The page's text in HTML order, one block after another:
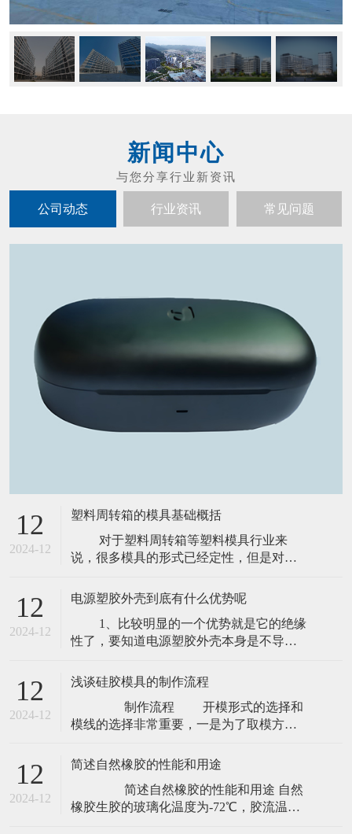
新闻中心
公司动态 行业资讯 常见问题
12
2024-12
塑料周转箱的模具基础概括
说，很多模具的形式已经定性，但是对于
个塑料行业的用心程度了，下面说下塑料
模具行业的简介： 1、近年来，随着塑
料工业的飞速发展和通用与工程塑料在强
度和精度等方面的不断提高，塑料制品的
12
2024-12
电源塑胶外壳到底有什么优势呢
性了，要知道电源塑胶外壳本身是不导电
好，在日常的使用当中，能够很好保障我
们的用电安全，这一点是相当重要的，也
是电源塑胶外壳能够被很多人所喜爱的原
因之一。 2、质量上也比较轻，方便携带，
12
2024-12
浅谈硅胶模具的制作流程
模线的选择非常重要，一是为了取模方
果，三是不影响产品质量，比如水景系列
多，产品开裂就容易出现；四是减少流程
操作工序，比如开一半模。 为防止硅
12
2024-12
简述自然橡胶的性能和用途
橡胶生胶的玻璃化温度为-72℃，胶流温度